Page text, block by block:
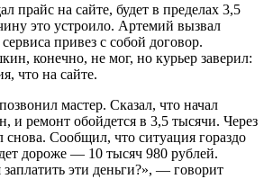
прайс на сайте, будет в пределах 3,5
это устроило. Артемий вызвал
привез с собой договор.
конечно, не мог, но курьер заверил:
что на сайте.
мастер. Сказал, что начал
и ремонт обойдется в 3,5 тысячи. Через
снова. Сообщил, что ситуация гораздо
дороже — 10 тысяч 980 рублей.
эти деньги?», — говорит